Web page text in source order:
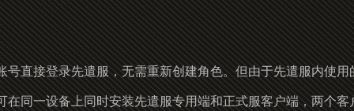
直接登录先遣服，无需重新创建角色。但由于先遣服内使
同一设备上同时安装先遣服专用端和正式服客户端，两个客